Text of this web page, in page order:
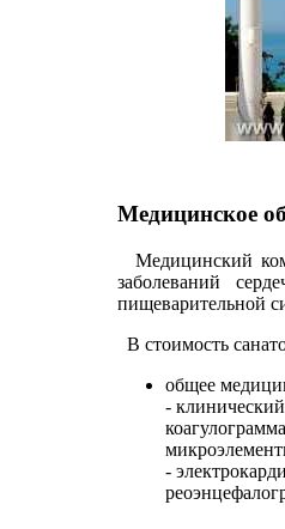
Медицинское
Медицинский
заболеваний
пищеварительной
В стоимость
общее
-
-